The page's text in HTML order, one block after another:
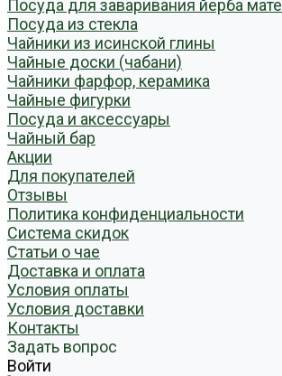
Посуда для заваривания йерба мате
Посуда из стекла
Чайники из исинской глины
Чайные доски (чабани)
Чайники фарфор, керамика
Чайные фигурки
Посуда и аксессуары
Чайный бар
Акции
Для покупателей
Отзывы
Политика конфиденциальности
Система скидок
Статьи о чае
Доставка и оплата
Условия оплаты
Условия доставки
Контакты
Задать вопрос
Войти